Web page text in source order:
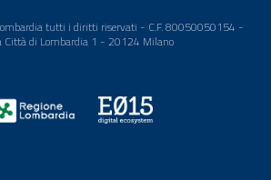
tutti i diritti riservati - C.F. 80050050154 -
Città di Lombardia 1 - 20124 Milano